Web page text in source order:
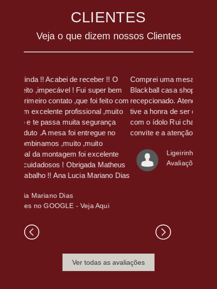
CLIENTES
Veja o que dizem nossos Clientes
Comprei uma mesa de sinuca há 1 mês na
Blackball casa shopping fui muito bem
recepcionado. Atendimento nota 10!! E nesse fds
tive a honra de ser convidado para um churrasco
com o ídolo Rui chapéu . Muito obrigado!!! Adorei o
convite e a atenção de vcs!!! Super indico!!
Ligeirinho Atacado RJ
Avaliações no GOOGLE -Veja Aqui
Ver todas as avaliações